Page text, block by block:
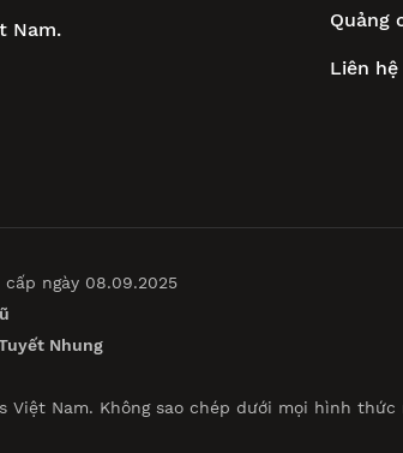
Nam.
Quảng
Liên hệ
cấp ngày 08.09.2025
Nhung
Việt Nam. Không sao chép dưới mọi hình thức